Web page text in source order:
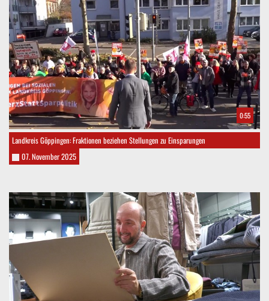
0:55
Landkreis Göppingen: Fraktionen beziehen Stellungen zu Einsparungen
07. November 2025